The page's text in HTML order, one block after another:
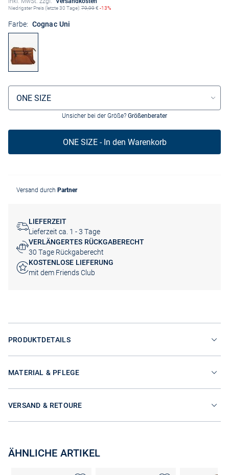
Niedrigster Preis (letzte 30 Tage):79,99€ -13%
Farbe: Cognac Uni
Größenauswahl
ONE SIZE
Unsicher bei der Größe? Größenberater
ONE SIZE - In den Warenkorb
Versand durch Partner
LIEFERZEIT
Lieferzeit ca. 1 - 3 Tage
VERLÄNGERTES RÜCKGABERECHT
30 Tage Rückgaberecht
KOSTENLOSE LIEFERUNG
mit dem Friends Club
PRODUKTDETAILS
MATERIAL & PFLEGE
VERSAND & RETOURE
ÄHNLICHE ARTIKEL